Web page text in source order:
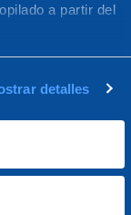
a partir del
detalles
y
De vez en
que puedan
para este fin,
que nos
Dakota.